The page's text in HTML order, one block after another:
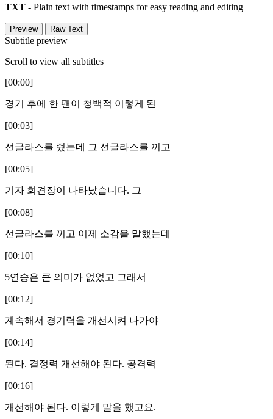
TXT - Plain text with timestamps for easy reading and editing
Preview Raw Text
Subtitle preview
Scroll to view all subtitles
[00:00]
경기 후에 한 팬이 청백적 이렇게 된
[00:03]
선글라스를 줬는데 그 선글라스를 끼고
[00:05]
기자 회견장이 나타났습니다. 그
[00:08]
선글라스를 끼고 이제 소감을 말했는데
[00:10]
5연승은 큰 의미가 없었고 그래서
[00:12]
계속해서 경기력을 개선시켜 나가야
[00:14]
된다. 결정력 개선해야 된다. 공격력
[00:16]
개선해야 된다. 이렇게 말을 했고요.